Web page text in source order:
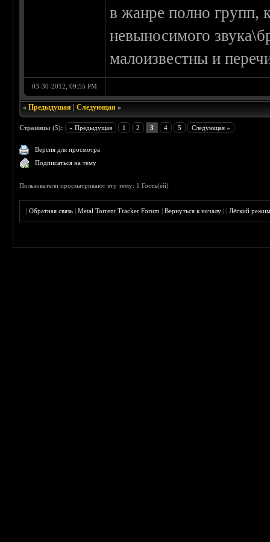
в жанре полно групп,
невыносимого
малоизвестны и
03-30-2012, 09:55 PM
«Предыдущая |Следующая »
Страницы (5): « Предыдущая 1 2 3 4 5 Следующая »
Версия для просмотра
Подписаться на тему
Пользователи просматривают эту тему: 1 Гость(ей)
|Обратная связь |Metal Torrent Tracker Forum |Вернуться к началу ||Лёгкий